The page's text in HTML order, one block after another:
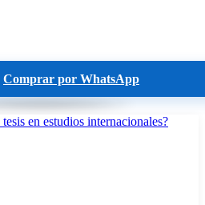
Comprar por WhatsApp